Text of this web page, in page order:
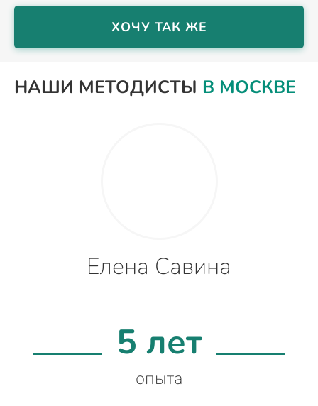
ХОЧУ ТАК ЖЕ
НАШИ МЕТОДИСТЫ В МОСКВЕ
Елена Савина
5 лет
опыта